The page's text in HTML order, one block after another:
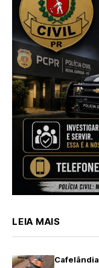
LEIA MAIS
Cafelândia